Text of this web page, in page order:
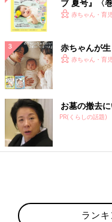
ブ 夏号』〈
く！ おっぱ
赤ちゃん・育
赤ちゃんが
赤ちゃん・育
お墓の撤去
PR(くらしの話題)
ラン